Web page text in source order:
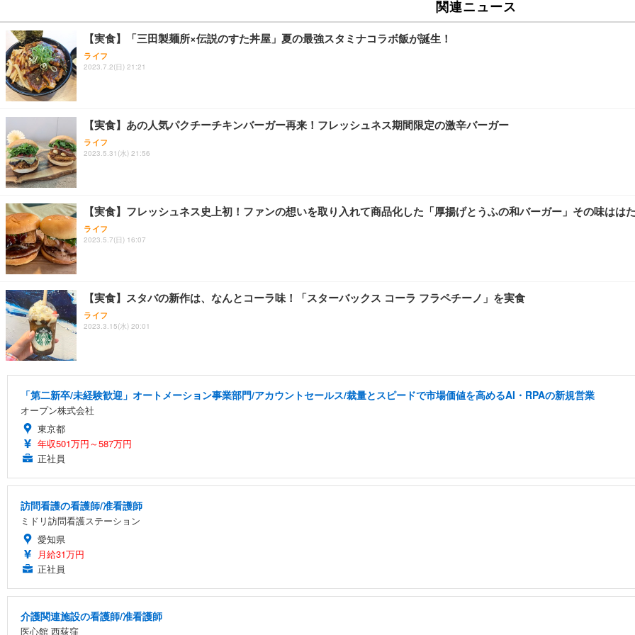
関連ニュース
【実食】「三田製麺所×伝説のすた丼屋」夏の最強スタミナコラボ飯が誕生！
ライフ
2023.7.2(日) 21:21
【実食】あの人気パクチーチキンバーガー再来！フレッシュネス期間限定の激辛バーガー
ライフ
2023.5.31(水) 21:56
【実食】フレッシュネス史上初！ファンの想いを取り入れて商品化した「厚揚げとうふの和バーガー」その味はは
ライフ
2023.5.7(日) 16:07
【実食】スタバの新作は、なんとコーラ味！「スターバックス コーラ フラペチーノ」を実食
ライフ
2023.3.15(水) 20:01
「第二新卒/未経験歓迎」オートメーション事業部門/アカウントセールス/裁量とスピードで市場価値を高めるAI・RPAの新規営業
オープン株式会社
東京都
年収501万円～587万円
正社員
訪問看護の看護師/准看護師
ミドリ訪問看護ステーション
愛知県
月給31万円
正社員
介護関連施設の看護師/准看護師
医心館 西荻窪